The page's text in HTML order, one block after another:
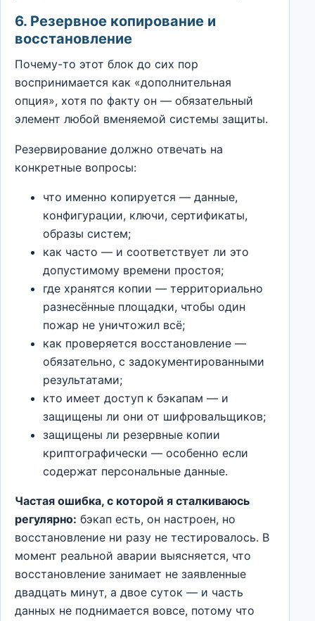
6. Резервное копирование и
восстановление
Почему-то этот блок до сих пор
воспринимается как «дополнительная
опция», хотя по факту он — обязательный
элемент любой вменяемой системы защиты.
Резервирование должно отвечать на
конкретные вопросы:
что именно копируется — данные,
конфигурации, ключи, сертификаты,
образы систем;
как часто — и соответствует ли это
допустимому времени простоя;
где хранятся копии — территориально
разнесённые площадки, чтобы один
пожар не уничтожил всё;
как проверяется восстановление —
обязательно, с задокументированными
результатами;
кто имеет доступ к бэкапам — и
защищены ли они от шифровальщиков;
защищены ли резервные копии
криптографически — особенно если
содержат персональные данные.
Частая ошибка, с которой я сталкиваюсь
регулярно: бэкап есть, он настроен, но
восстановление ни разу не тестировалось. В
момент реальной аварии выясняется, что
восстановление занимает не заявленные
двадцать минут, а двое суток — и часть
данных не поднимается вовсе, потому что